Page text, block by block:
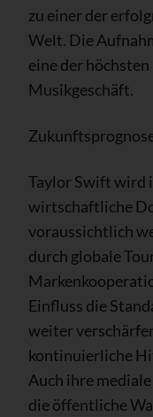
zu einer der
Welt. Die
eine der
Musikgeschäft.
Taylor Swift wird
wirtschaftliche
voraussichtlich
durch globale
Einfluss die
weiter
kontinuierliche
Auch ihre
die öffentliche